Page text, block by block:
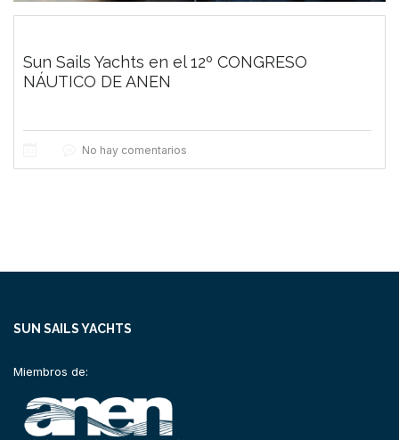
Sun Sails Yachts en el 12º CONGRESO
NÁUTICO DE ANEN
No hay comentarios
SUN SAILS YACHTS
Miembros de: